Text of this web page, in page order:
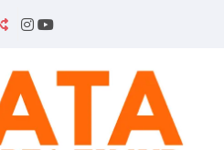
INSTAGRAM
YOUTUBE